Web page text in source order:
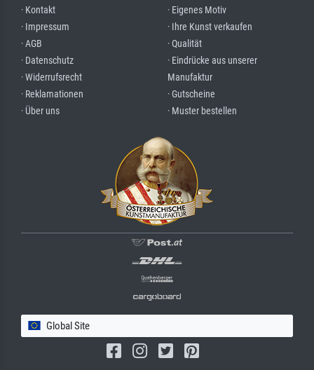
· Kontakt
· Impressum
· AGB
· Datenschutz
· Widerrufsrecht
· Reklamationen
· Über uns
· Eigenes Motiv
· Ihre Kunst verkaufen
· Qualität
· Eindrücke aus unserer
Manufaktur
· Gutscheine
· Muster bestellen
Global Site